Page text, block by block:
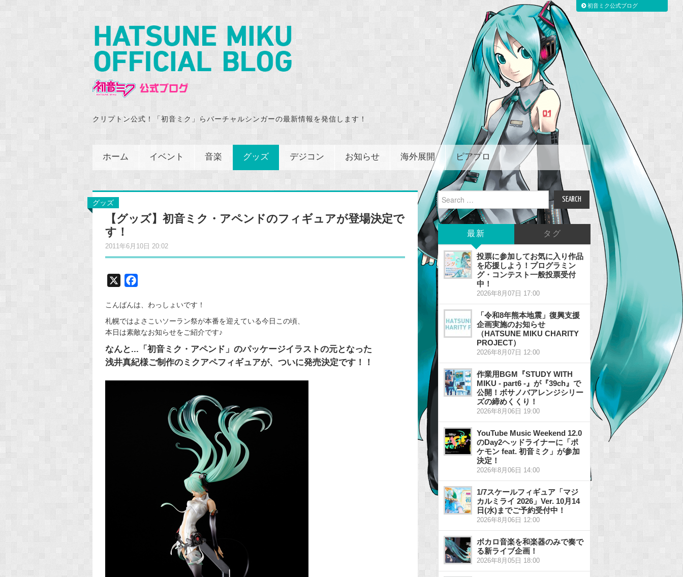
クリプトン公式！「初音ミク」らバーチャルシンガーの最新情報を発信します！
ホーム イベント 音楽 グッズ デジコン お知らせ 海外展開 ピアプロ
グッズ
【グッズ】初音ミク・アペンドのフィギュアが登場決定で
す！
2011年6月10日 20:02
c
e
b
o
こんばんは、わっしょいです！
札幌ではよさこいソーラン祭が本番を迎えている今日この頃、
本日は素敵なお知らせをご紹介です♪
なんと...「初音ミク・アペンド」のパッケージイラストの元となった
浅井真紀様ご制作のミクアペフィギュアが、ついに発売決定です！！
Search
for:
最新 タグ
投票に参加してお気に入り作品
を応援しよう！プログラミン
グ・コンテスト一般投票受付
中！
2026年8月07日 17:00
「令和8年熊本地震」復興支援
企画実施のお知らせ
（HATSUNE MIKU CHARITY
PROJECT）
2026年8月07日 12:00
作業用BGM『STUDY WITH
MIKU - part6 -』が『39ch』で
公開！ボサノバアレンジシリー
ズの締めくくり！
2026年8月06日 19:00
YouTube Music Weekend 12.0
のDay2ヘッドライナーに「ポ
ケモン feat. 初音ミク」が参加
決定！
2026年8月06日 14:00
1/7スケールフィギュア「マジ
カルミライ 2026」Ver. 10月14
日(水)までご予約受付中！
2026年8月06日 12:00
ボカロ音楽を和楽器のみで奏で
る新ライブ企画！
2026年8月05日 18:00
初音ミク公式ブログ